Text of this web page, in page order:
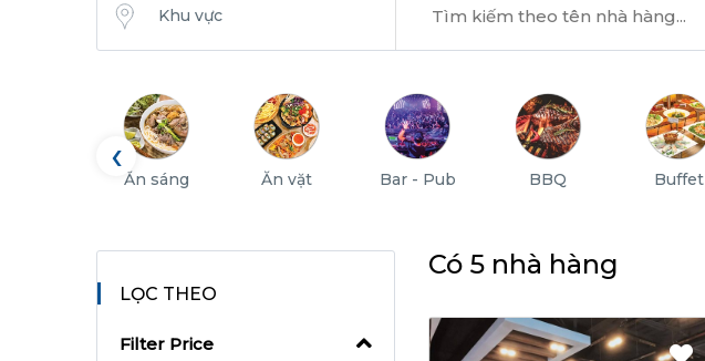
Khu vực
Ăn sáng Ăn vặt Bar - Pub BBQ Buffet
‹
LỌC THEO
Filter Price
Có 5 nhà hàng